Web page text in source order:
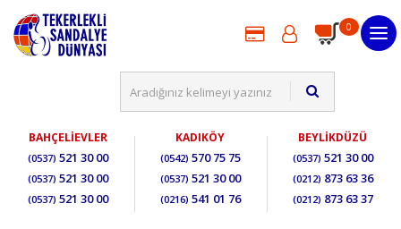
0
BAHÇELİEVLER
(0537) 521 30 00
(0537) 521 30 00
(0537) 521 30 00
KADIKÖY
(0542) 570 75 75
(0537) 521 30 00
(0216) 541 01 76
BEYLİKDÜZÜ
(0537) 521 30 00
(0212) 873 63 36
(0212) 873 63 37